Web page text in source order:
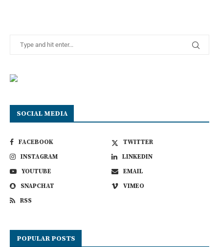
SOCIAL MEDIA
FACEBOOK
TWITTER
INSTAGRAM
LINKEDIN
YOUTUBE
EMAIL
SNAPCHAT
VIMEO
RSS
POPULAR POSTS